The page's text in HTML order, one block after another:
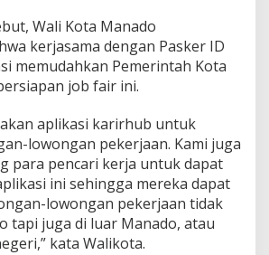
n
t
i
Wali Kota Manado
kerjasama dengan Pasker ID
memudahkan Pemerintah Kota
job fair ini.
aplikasi karirhub untuk
lowongan pekerjaan. Kami juga
para pencari kerja untuk dapat
ini sehingga mereka dapat
lowongan pekerjaan tidak
tapi juga di luar Manado, atau
kata Walikota.